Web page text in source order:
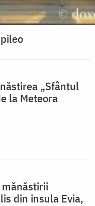
„Sfântul
la Meteora
din insula Evia,